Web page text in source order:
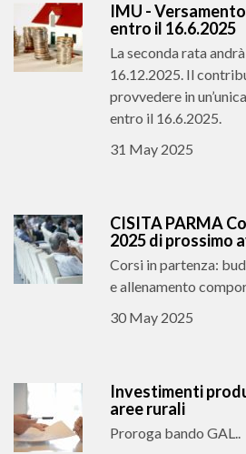
IMU -
entro il 16.6.2025
La seconda rata
16.12.2025. Il
provvedere in
entro il 16.6.2025.
31 May 2025
CISITA PARMA
2025 di prossimo
Corsi in partenza:
e allenamento
30 May 2025
Investimenti
aree rurali
Proroga bando GAL..